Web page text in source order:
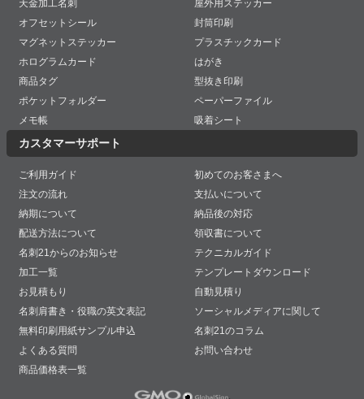
天金加工名刺
屋外用ステッカー
オフセットシール
封筒印刷
マグネットステッカー
プラスチックカード
ホログラムカード
はがき
商品タグ
型抜き印刷
ポケットフォルダー
ペーパーファイル
メモ帳
吸着シート
カスタマーサポート
ご利用ガイド
初めてのお客さまへ
注文の流れ
支払いについて
納期について
納品後の対応
配送方法について
領収書について
名刺21からのお知らせ
テクニカルガイド
加工一覧
テンプレートダウンロード
お見積もり
自動見積り
名刺肩書き・役職の英文表記
ソーシャルメディアに関して
無料印刷用紙サンプル申込
名刺21のコラム
よくある質問
お問い合わせ
商品価格表一覧